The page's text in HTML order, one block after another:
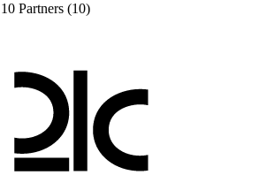
10 Partners (10)